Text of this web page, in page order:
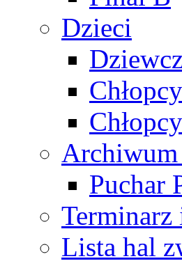
Dzieci
Puchar
Lista hal